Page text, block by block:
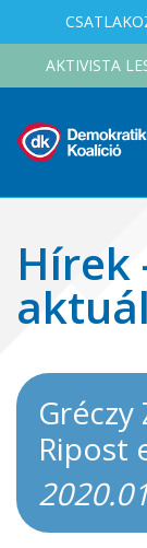
AKTIVISTA
Hírek
Ripost